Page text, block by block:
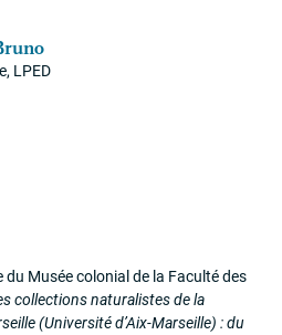
LPED
du Musée colonial de la Faculté des
collections naturalistes de la
(Université d’Aix-Marseille) : du